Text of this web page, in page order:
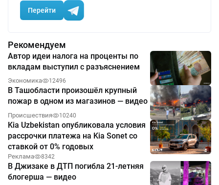
Перейти
Рекомендуем
Автор идеи налога на проценты по
вкладам выступил с разъяснением
Экономика 12496
В Ташобласти произошёл крупный
пожар в одном из магазинов — видео
Происшествия 10240
Kia Uzbekistan опубликовала условия
рассрочки платежа на Kia Sonet со
ставкой от 0% годовых
Реклама 8342
В Джизаке в ДТП погибла 21-летняя
блогерша — видео